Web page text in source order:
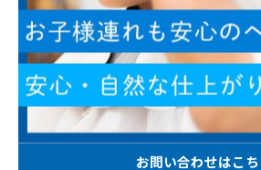
場面も見られます。このような交流
の温かいコミュニティの一端を感じ
また、理容師の方が地域の行事やイ
ることも多く、散髪をきっかけに地
も増えています。こうした人と人と
島市の床屋利用者から高く評価され
お問い合わせはこち